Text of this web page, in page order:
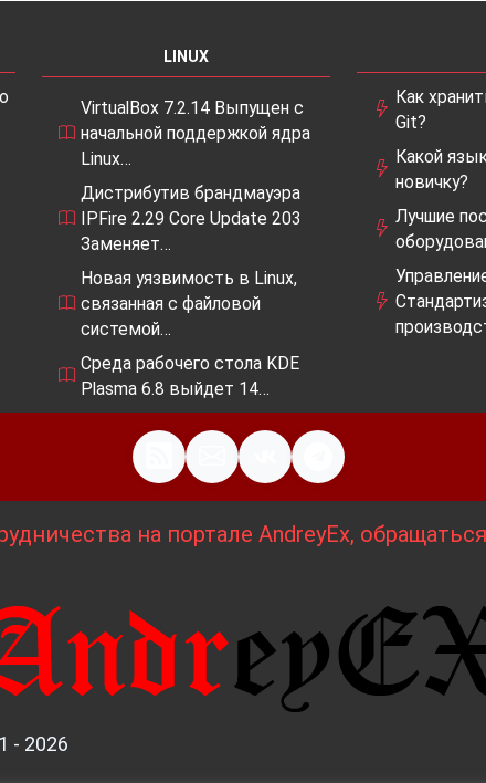
LINUX
VirtualBox 7.2.14 Выпущен с
начальной поддержкой ядра
Linux…
Дистрибутив брандмауэра
IPFire 2.29 Core Update 203
Заменяет…
Новая уязвимость в Linux,
связанная с файловой
системой…
Среда рабочего стола KDE
Plasma 6.8 выйдет 14…
Как
Git?
Какой
новичку?
Лучшие
на портале AndreyEx,
- 2026